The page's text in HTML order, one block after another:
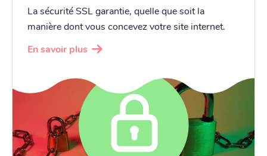
La sécurité SSL garantie, quelle que soit la
manière dont vous concevez votre site internet.
En savoir plus